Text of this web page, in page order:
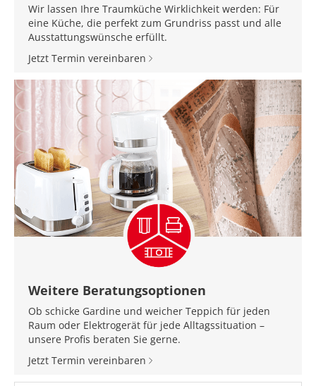
Wir lassen Ihre Traumküche Wirklichkeit werden: Für
eine Küche, die perfekt zum Grundriss passt und alle
Ausstattungswünsche erfüllt.
Jetzt Termin vereinbaren
Weitere Beratungsoptionen
Ob schicke Gardine und weicher Teppich für jeden
Raum oder Elektrogerät für jede Alltagssituation –
unsere Profis beraten Sie gerne.
Jetzt Termin vereinbaren